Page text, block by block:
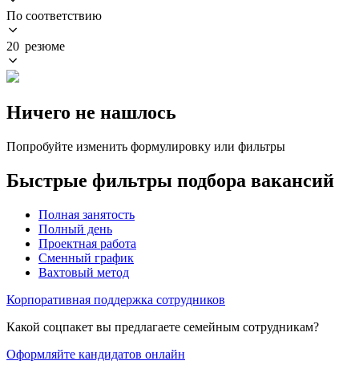
По соответствию
20 резюме
Ничего не нашлось
Попробуйте изменить формулировку или фильтры
Быстрые фильтры подбора вакансий
Полная занятость
Полный день
Проектная работа
Сменный график
Вахтовый метод
Корпоративная поддержка сотрудников
Какой соцпакет вы предлагаете семейным сотрудникам?
Оформляйте кандидатов онлайн